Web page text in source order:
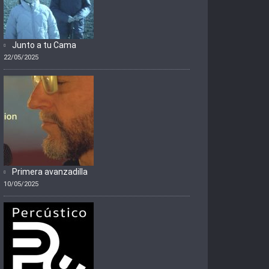
Junto a tu Cama
22/05/2025
Primera avanzadilla
10/05/2025